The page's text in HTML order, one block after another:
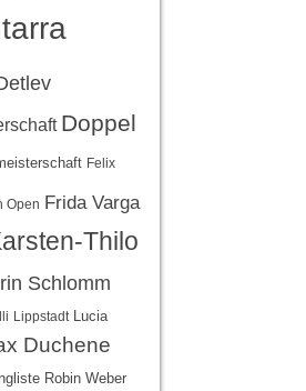
Doppel
Felix
Open Frida Varga
Thilo
Schlomm
Lippstadt
Lucia
Duchene
Robin Weber